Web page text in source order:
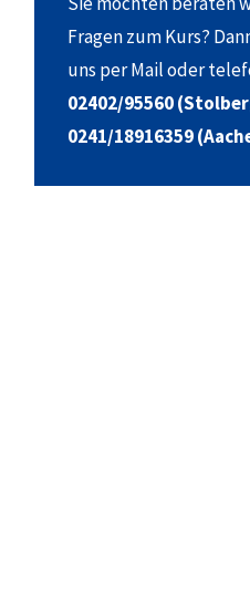
Fragen zum Kurs?
uns per Mail oder
02402/95560
0241/18916359